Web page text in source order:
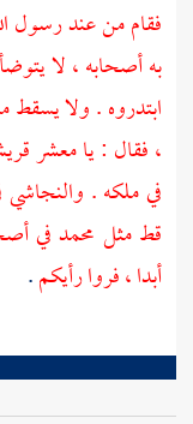
فقام من عند رسول
به أصحابه ، لا
ابتدروه . ولا
، فقال : يا معشر
في ملكه . والنجاشي
قط مثل محمدفي
أبدا ، فروا رأيكم.